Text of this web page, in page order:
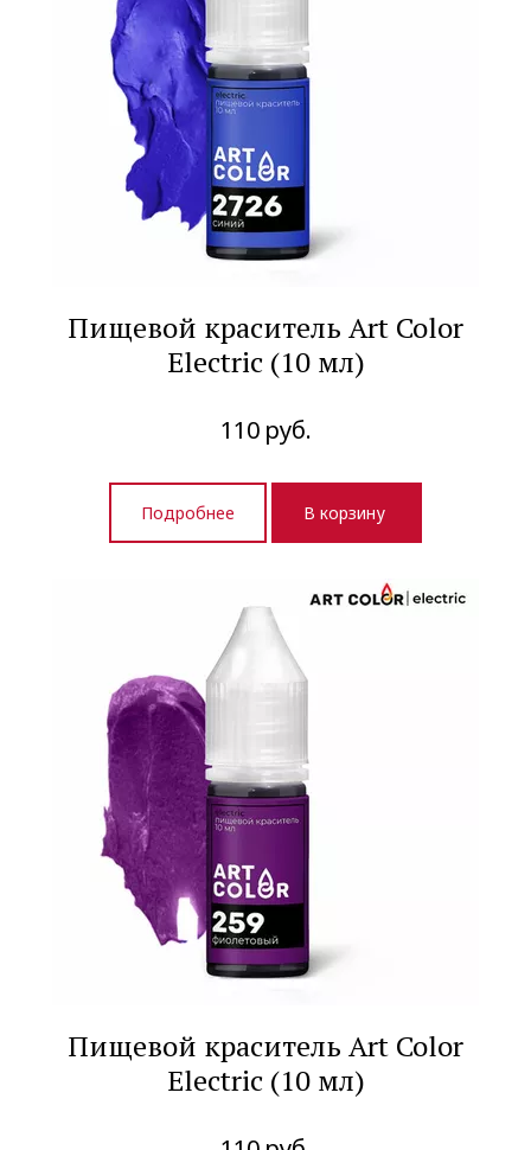
Пищевой краситель Art Color
Electric (10 мл)
110 руб.
Подробнее В корзину
Пищевой краситель Art Color
Electric (10 мл)